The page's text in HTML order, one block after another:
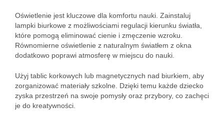
Oświetlenie jest kluczowe dla komfortu nauki. Zainstaluj
lampki biurkowe z możliwościami regulacji kierunku światła,
które pomogą eliminować cienie i zmęczenie wzroku.
Równomierne oświetlenie z naturalnym światłem z okna
dodatkowo poprawi atmosferę w miejscu do nauki.
Użyj tablic korkowych lub magnetycznych nad biurkiem, aby
zorganizować materiały szkolne. Dzięki temu każde dziecko
zyska przestrzeń na swoje pomysły oraz przybory, co zachęci
je do kreatywności.